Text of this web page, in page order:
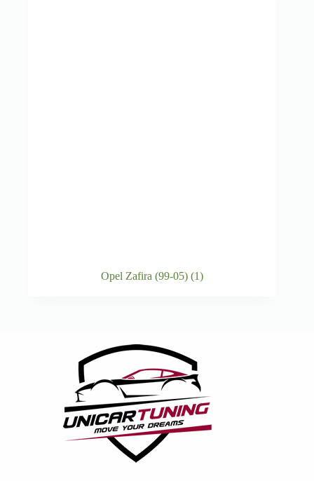
Opel Zafira (99-05)(1)